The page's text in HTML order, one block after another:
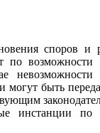
споров и
по возможности
невозможности
могут быть
инстанции по